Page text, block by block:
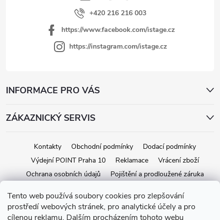
Tento web používá soubory cookies pro zlepšování
prostředí webových stránek, pro analytické účely a pro
cílenou reklamu. Dalším procházením tohoto webu
+420 216 216 003
https://www.facebook.com/istage.cz
https://instagram.com/istage.cz
INFORMACE PRO VÁS
ZÁKAZNICKÝ SERVIS
Kontakty Obchodní podmínky
Dodací podmínky
Výdejní POINT Praha 10
Reklamace
Vrácení zboží
Ochrana osobních údajů
Pojištění a prodloužené záruka
Copyright 2026iStage.cz. Všetky práva vyhradené. Upraviť nastavenie